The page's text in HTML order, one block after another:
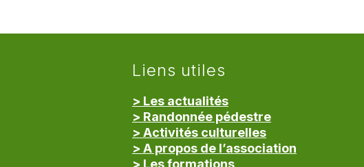
Liens utiles
> Les actualités
> Randonnée pédestre
> Activités culturelles
> A propos de l’association
> Les formations